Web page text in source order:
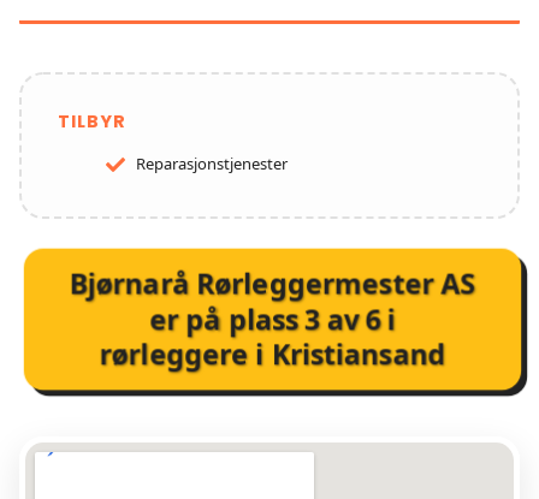
TILBYR
Reparasjonstjenester
Bjørnarå Rørleggermester AS
er på plass3av6i
rørleggere i Kristiansand